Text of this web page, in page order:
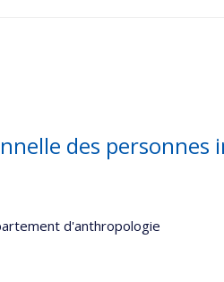
des
d'anthropologie